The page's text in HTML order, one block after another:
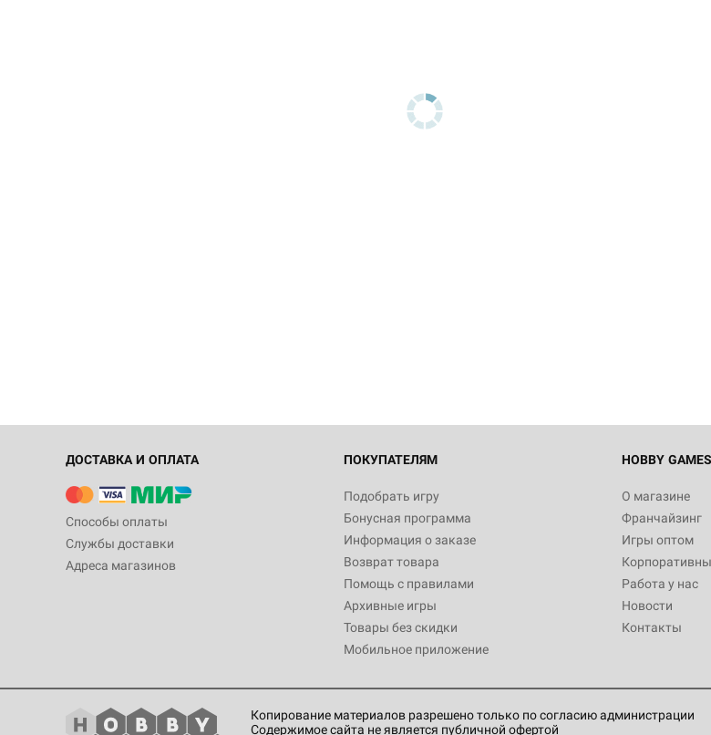
ДОСТАВКА И ОПЛАТА
Способы оплаты
Службы доставки
Адреса магазинов
ПОКУПАТЕЛЯМ
Подобрать игру
Бонусная программа
Информация о заказе
Возврат товара
Помощь с правилами
Архивные игры
Товары без скидки
Мобильное приложение
HOBBY GAMES
О магазине
Франчайзинг
Игры оптом
Работа у нас
Новости
Контакты
Копирование материалов разрешено только по согласию администрации
Содержимое сайта не является публичной офертой